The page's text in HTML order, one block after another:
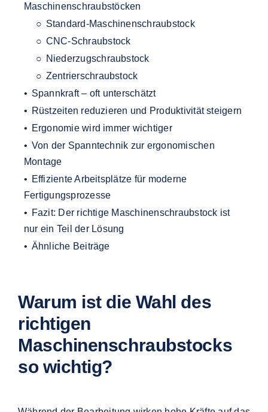
Maschinenschraubstöcken
Standard-Maschinenschraubstock
CNC-Schraubstock
Niederzugschraubstock
Zentrierschraubstock
Spannkraft – oft unterschätzt
Rüstzeiten reduzieren und Produktivität steigern
Ergonomie wird immer wichtiger
Von der Spanntechnik zur ergonomischen
Montage
Effiziente Arbeitsplätze für moderne
Fertigungsprozesse
Fazit: Der richtige Maschinenschraubstock ist
nur ein Teil der Lösung
Ähnliche Beiträge
Warum ist die Wahl des
richtigen
Maschinenschraubstocks
so wichtig?